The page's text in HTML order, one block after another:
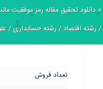
» دانلود تحقیق مقاله رمز موفقيت
/رشته اقتصاد/رشته حسابداری/
تعداد فروش